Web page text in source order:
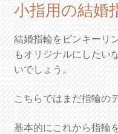
小指用の結婚
結婚指輪をピンキーリ
もオリジナルにしたい
いでしょう。
こちらではまだ指輪の
基本的にこれから指輪